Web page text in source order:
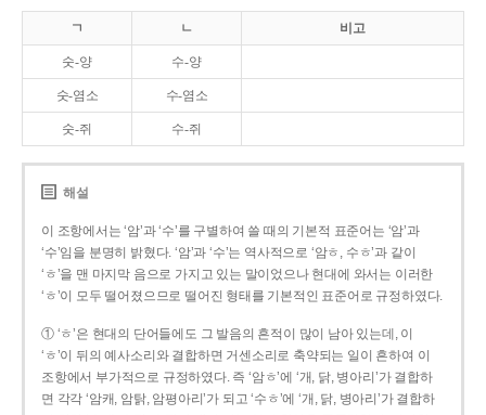
ㄱ ㄴ 비고
숫-양 수-양
숫-염소 수-염소
숫-쥐 수-쥐
해설
이 조항에서는 ‘암’과 ‘수’를 구별하여 쓸 때의 기본적 표준어는 ‘암’과
‘수’임을 분명히 밝혔다. ‘암’과 ‘수’는 역사적으로 ‘암ㅎ, 수ㅎ’과 같이
‘ㅎ’을 맨 마지막 음으로 가지고 있는 말이었으나 현대에 와서는 이러한
‘ㅎ’이 모두 떨어졌으므로 떨어진 형태를 기본적인 표준어로 규정하였다.
① ‘ㅎ’은 현대의 단어들에도 그 발음의 흔적이 많이 남아 있는데, 이
‘ㅎ’이 뒤의 예사소리와 결합하면 거센소리로 축약되는 일이 흔하여 이
조항에서 부가적으로 규정하였다. 즉 ‘암ㅎ’에 ‘개, 닭, 병아리’가 결합하
면 각각 ‘암캐, 암탉, 암평아리’가 되고 ‘수ㅎ’에 ‘개, 닭, 병아리’가 결합하